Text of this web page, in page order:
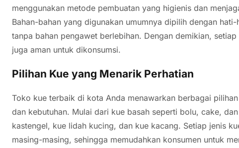
menggunakan metode pembuatan yang higienis dan
Bahan-bahan yang digunakan umumnya dipilih dengan
tanpa bahan pengawet berlebihan. Dengan demikian,
juga aman untuk dikonsumsi.
Pilihan Kue yang Menarik Perhatian
Toko kue terbaik di kota Anda menawarkan berbagai
dan kebutuhan. Mulai dari kue basah seperti bolu, cake,
kastengel, kue lidah kucing, dan kue kacang. Setiap jenis
masing-masing, sehingga memudahkan konsumen untuk